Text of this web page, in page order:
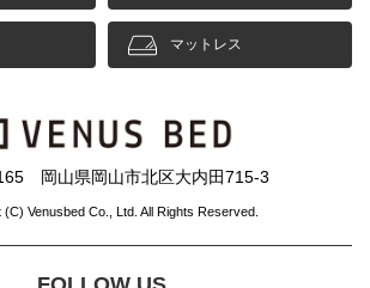
マットレス
岡山県岡山市北区大内田715-3
(C) Venusbed Co., Ltd. All Rights Reserved.